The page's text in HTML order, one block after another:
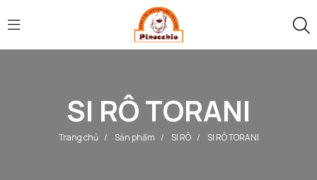
SI RÔ TORANI
Trang chủ / Sản phẩm / SI RÔ / SI RÔ TORANI